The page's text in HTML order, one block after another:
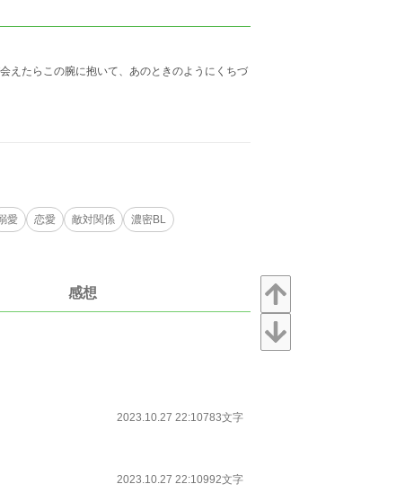
えたらこの腕に抱いて、あのときのようにくちづ
愛 恋愛 敵対関係 濃密BL
感想
2023.10.27 22:10783文字
2023.10.27 22:10992文字